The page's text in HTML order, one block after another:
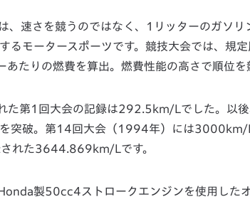
、速さを競うのではなく、1リッターのガソ
るモータースポーツです。競技大会では、規
たりの燃費を算出。燃費性能の高さで順位を
た第1回大会の記録は292.5km/Lでした。以
破。第14回大会（1994年）には3000km/L
れた3644.869km/Lです。
製50cc4ストロークエンジンを使用した